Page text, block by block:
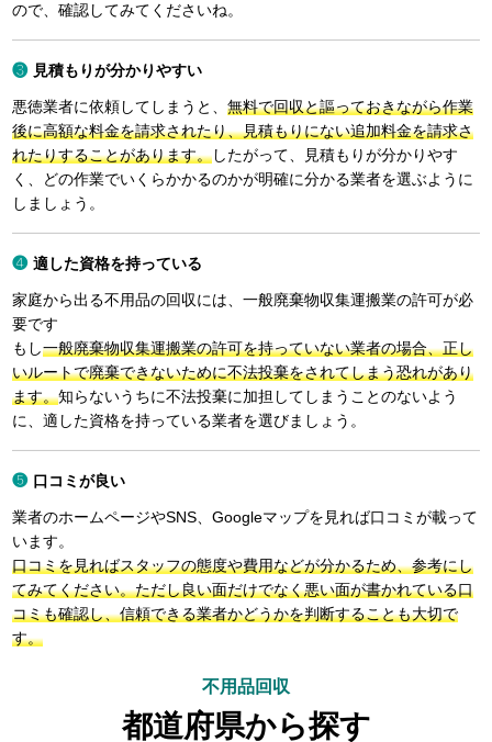
ので、確認してみてくださいね。
見積もりが分かりやすい
悪徳業者に依頼してしまうと、無料で回収と謳っておきながら作業
後に高額な料金を請求されたり、見積もりにない追加料金を請求さ
れたりすることがあります。したがって、見積もりが分かりやす
く、どの作業でいくらかかるのかが明確に分かる業者を選ぶように
しましょう。
適した資格を持っている
家庭から出る不用品の回収には、一般廃棄物収集運搬業の許可が必
要です
もし一般廃棄物収集運搬業の許可を持っていない業者の場合、正し
いルートで廃棄できないために不法投棄をされてしまう恐れがあり
ます。知らないうちに不法投棄に加担してしまうことのないよう
に、適した資格を持っている業者を選びましょう。
口コミが良い
業者のホームページやSNS、Googleマップを見れば口コミが載って
います。
口コミを見ればスタッフの態度や費用などが分かるため、参考にし
てみてください。ただし良い面だけでなく悪い面が書かれている口
コミも確認し、信頼できる業者かどうかを判断することも大切で
す。
不用品回収
都道府県から探す